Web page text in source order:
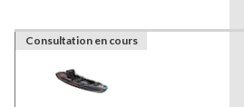
Consultation en cours